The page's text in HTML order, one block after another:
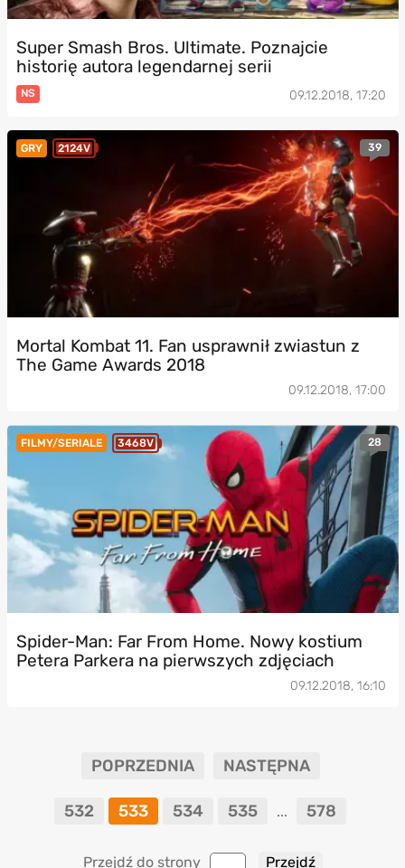
Super Smash Bros. Ultimate. Poznajcie
historię autora legendarnej serii
NS 09.12.2018, 17:20
GRY 2124V 39
Mortal Kombat 11. Fan usprawnił zwiastun z
The Game Awards 2018
09.12.2018, 17:00
FILMY/SERIALE 3468V 28
Spider-Man: Far From Home. Nowy kostium
Petera Parkera na pierwszych zdjęciach
09.12.2018, 16:10
POPRZEDNIA NASTĘPNA
532 533 534 535 ... 578
Przejdź do strony